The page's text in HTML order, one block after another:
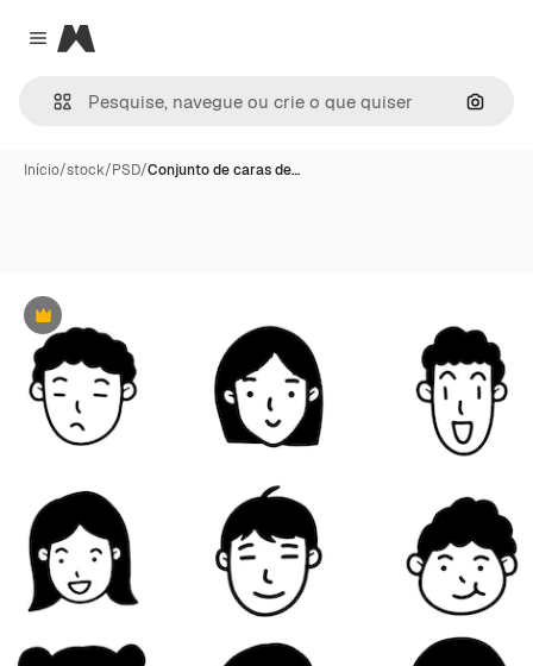
Close menu
Magnific
Início/stock/PSD/Conjunto de caras de…
Premium